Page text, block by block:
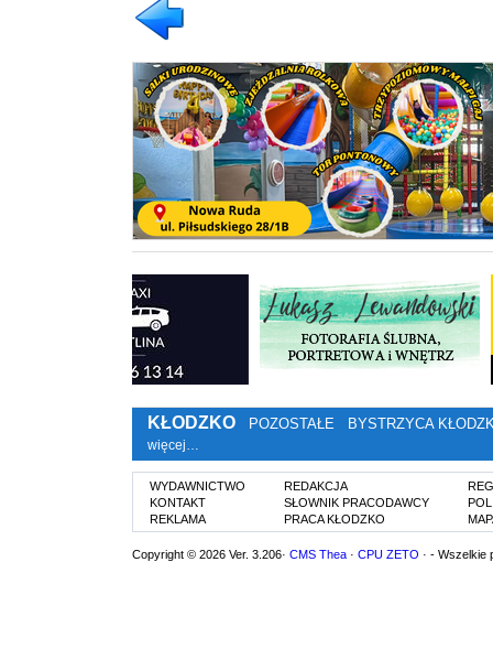
KŁODZKO POZOSTAŁE BYSTRZYCA
więcej…
WYDAWNICTWO
KONTAKT
REKLAMA
REDAKCJA
SŁOWNIK PRACODAWCY
PRACA KŁODZKO
Copyright © 2026 Ver. 3.206· CMS Thea · CPU ZETO · - Wszelkie